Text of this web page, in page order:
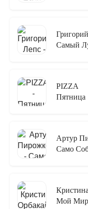
Самый
PIZZA
Пятница
Артур
Само
Мой Мир